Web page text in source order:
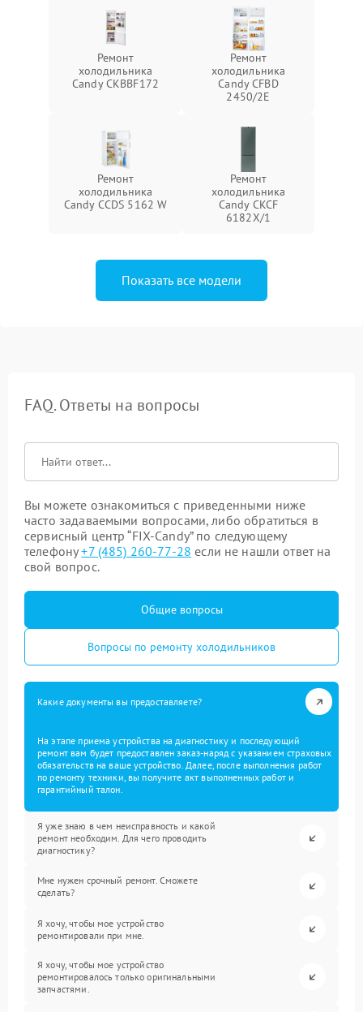
Ремонт
холодильника
Candy CKBBF172
Ремонт
холодильника
Candy CFBD
2450/2E
Ремонт
холодильника
Candy CCDS 5162 W
Ремонт
холодильника
Candy CKCF
6182X/1
Показать все модели
FAQ. Ответы на вопросы
Вы можете ознакомиться с приведенными ниже
часто задаваемыми вопросами, либо обратиться в
сервисный центр “FIX-Candy” по следующему
телефону+7 (485) 260-77-28 если не нашли ответ на
свой вопрос.
Общие вопросы
Вопросы по ремонту холодильников
Какие документы вы предоставляете?
На этапе приема устройства на диагностику и последующий
ремонт вам будет предоставлен заказ-наряд с указанием страховых
обязательств на ваше устройство. Далее, после выполнения работ
по ремонту техники, вы получите акт выполненных работ и
гарантийный талон.
Я уже знаю в чем неисправность и какой
ремонт необходим. Для чего проводить
диагностику?
Мне нужен срочный ремонт. Сможете
сделать?
Я хочу, чтобы мое устройство
ремонтировали при мне.
Я хочу, чтобы мое устройство
ремонтировалось только оригинальными
запчастями.